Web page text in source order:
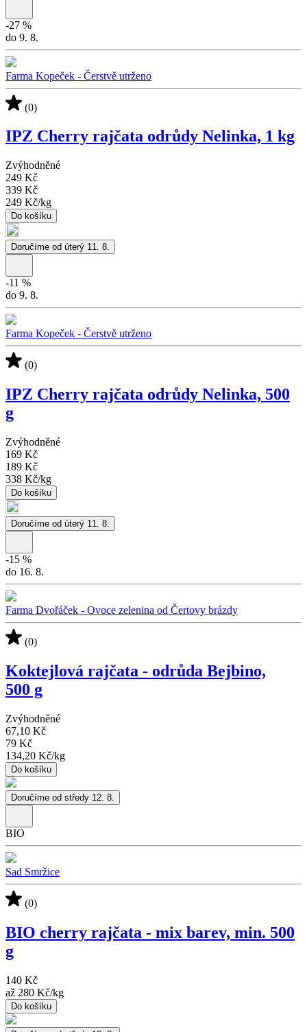
-27 %
do 9. 8.
Farma Kopeček - Čerstvě utrženo
(0)
IPZ Cherry rajčata odrůdy Nelinka, 1 kg
Zvýhodněné
249 Kč
339 Kč
249 Kč/kg
Do košíku
Doručíme od úterý 11. 8.
-11 %
do 9. 8.
Farma Kopeček - Čerstvě utrženo
(0)
IPZ Cherry rajčata odrůdy Nelinka, 500
g
Zvýhodněné
169 Kč
189 Kč
338 Kč/kg
Do košíku
Doručíme od úterý 11. 8.
-15 %
do 16. 8.
Farma Dvořáček - Ovoce zelenina od Čertovy brázdy
(0)
Koktejlová rajčata - odrůda Bejbino,
500 g
Zvýhodněné
67,10 Kč
79 Kč
134,20 Kč/kg
Do košíku
Doručíme od středy 12. 8.
BIO
Sad Smržice
(0)
BIO cherry rajčata - mix barev, min. 500
g
140 Kč
až 280 Kč/kg
Do košíku